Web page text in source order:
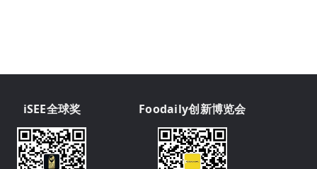
iSEE全球奖 Foodaily创新博览会